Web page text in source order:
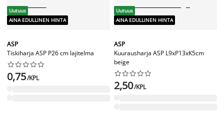
Uutuus
AINA EDULLINEN HINTA
ASP
Tiskiharja ASP P26 cm lajitelma






0,75/KPL
Uutuus
AINA EDULLINEN HINTA
ASP
Kuurausharja ASP L9xP13xK5cm
beige






2,50/KPL